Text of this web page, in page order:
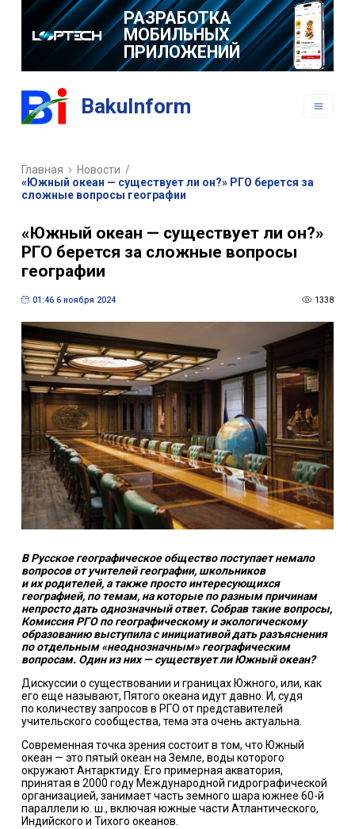
РАЗРАБОТКА
МОБИЛЬНЫХ
ПРИЛОЖЕНИЙ
BakuInform
Главная Новости /
«Южный океан — существует ли он?» РГО берется за
сложные вопросы географии
«Южный океан — существует ли он?»
РГО берется за сложные вопросы
географии
01:46 6 ноября 2024 1338
В Русское географическое общество поступает немало
вопросов от учителей географии, школьников
и их родителей, а также просто интересующихся
географией, по темам, на которые по разным причинам
непросто дать однозначный ответ. Собрав такие вопросы,
Комиссия РГО по географическому и экологическому
образованию выступила с инициативой дать разъяснения
по отдельным «неоднозначным» географическим
вопросам. Один из них — существует ли Южный океан?
Дискуссии о существовании и границах Южного, или, как
его еще называют, Пятого океана идут давно. И, судя
по количеству запросов в РГО от представителей
учительского сообщества, тема эта очень актуальна.
Современная точка зрения состоит в том, что Южный
океан — это пятый океан на Земле, воды которого
окружают Антарктиду. Его примерная акватория,
принятая в 2000 году Международной гидрографической
организацией, занимает часть земного шара южнее 60-й
параллели ю. ш., включая южные части Атлантического,
Индийского и Тихого океанов.